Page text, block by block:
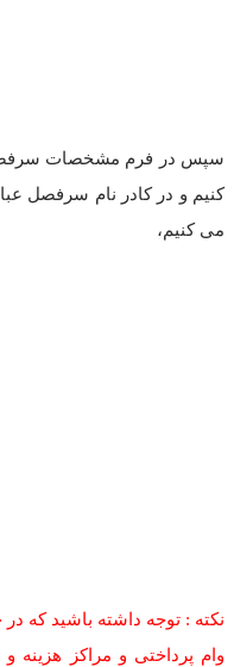
کنیم و در کادر نام سرفصل
می کنیم،
نکته : توجه داشته باشید که
وام پرداختی و مراکز هزینه